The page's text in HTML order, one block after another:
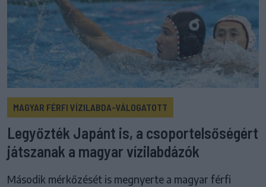
MAGYAR FÉRFI VÍZILABDA-VÁLOGATOTT
Legyőzték Japánt is, a csoportelsőségért
játszanak a magyar vízilabdázók
Második mérkőzését is megnyerte a magyar férfi